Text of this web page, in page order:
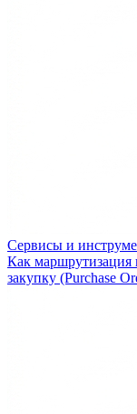
Сервисы и
Как маршрутизация
закупку (Purchase